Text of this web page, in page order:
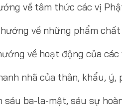
về tâm thức các vị
về những phẩm
về hoạt động của các
nhã của thân, khẩu,
sáu ba-la-mật, sáu sự